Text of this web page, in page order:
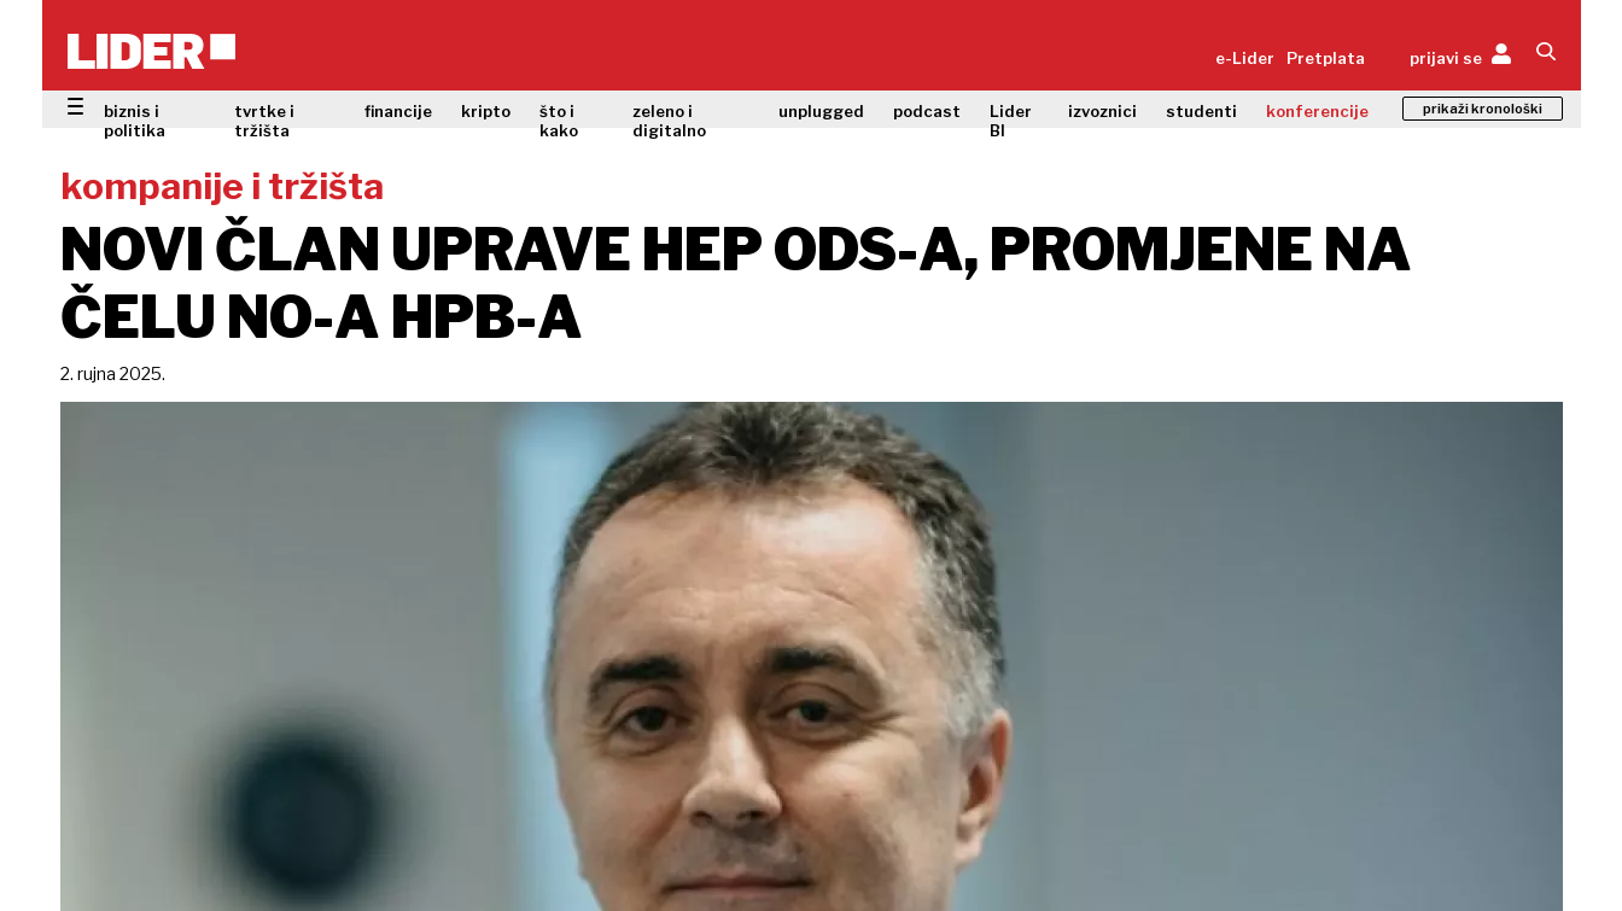
e-Lider Pretplata prijavi se
biznis i
politika
tvrtke i
tržišta
financije kripto
što i
kako
zeleno i
digitalno
unplugged podcast
Lider
BI
izvoznici studenti konferencije prikaži kronološki
kompanije i tržišta
NOVI ČLAN UPRAVE HEP ODS-A, PROMJENE NA
ČELU NO-A HPB-A
2. rujna 2025.